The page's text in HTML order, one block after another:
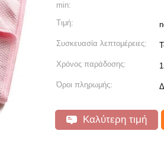
min:
Τιμή:
Συσκευασία λεπτομέρειες:
Χρόνος παράδοσης:
Όροι πληρωμής:
Καλύτερη τιμή